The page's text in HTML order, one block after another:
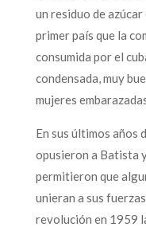
un residuo de
primer país que la
consumida por el
condensada, muy
mujeres
En sus últimos años
opusieron a Batista
permitieron que
unieran a sus
revolución en 1959